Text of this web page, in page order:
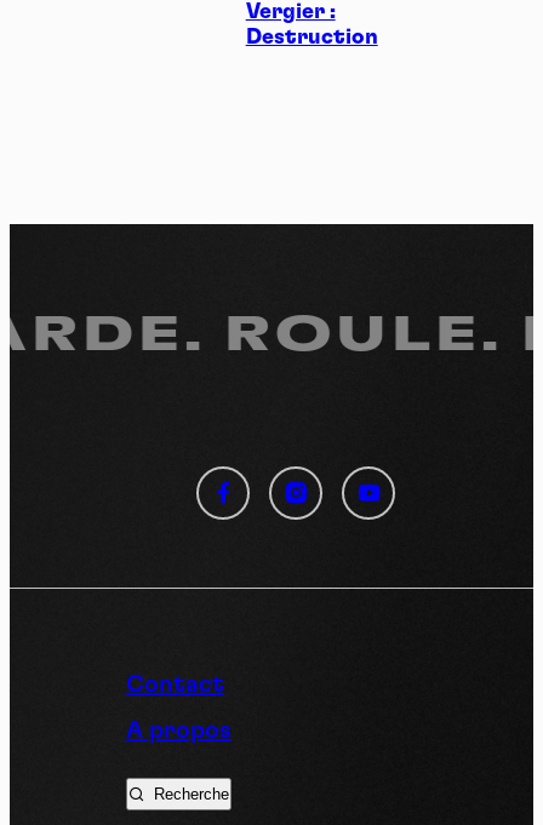
Vergier :
Destruction
Contact
A propos
Recherche
ROULE.
Panneau de gestion des
Tout accepter